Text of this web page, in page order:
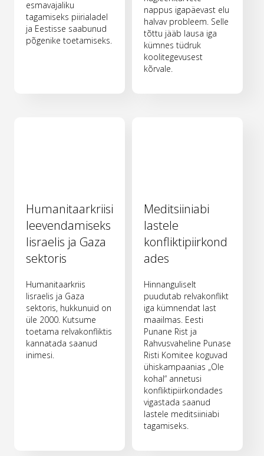
esmavajaliku
tagamiseks piirialadel
ja Eestisse saabunud
põgenike toetamiseks.
nappus igapäevast elu
halvav probleem. Selle
tõttu jääb lausa iga
kümnes tüdruk
koolitegevusest
kõrvale.
Humanitaarkriisi
leevendamiseks
Iisraelis ja Gaza
sektoris
Humanitaarkriis
Iisraelis ja Gaza
sektoris, hukkunuid on
üle 2000. Kutsume
toetama relvakonfliktis
kannatada saanud
inimesi.
Meditsiiniabi
lastele
konfliktipiirkond
ades
Hinnanguliselt
puudutab relvakonflikt
iga kümnendat last
maailmas. Eesti
Punane Rist ja
Rahvusvaheline Punase
Risti Komitee koguvad
ühiskampaanias „Ole
kohal“ annetusi
konfliktipiirkondades
vigastada saanud
lastele meditsiiniabi
tagamiseks.